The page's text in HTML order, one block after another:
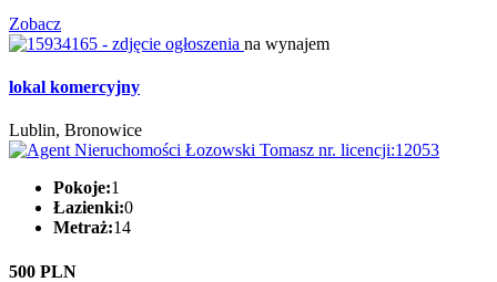
Zobacz
na wynajem
lokal komercyjny
Lublin, Bronowice
Pokoje:1
Łazienki:0
Metraż:14
500 PLN